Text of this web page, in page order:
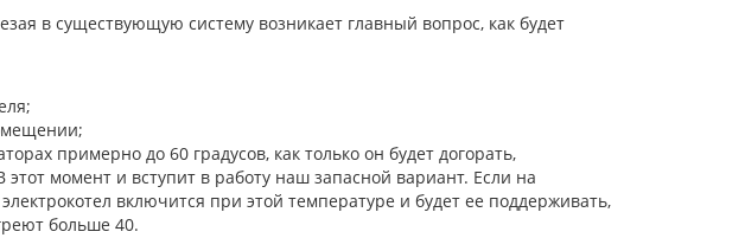
в существующую систему возникает главный вопрос, как будет
примерно до 60 градусов, как только он будет догорать,
этот момент и вступит в работу наш запасной вариант. Если на
включится при этой температуре и будет ее поддерживать,
больше 40.